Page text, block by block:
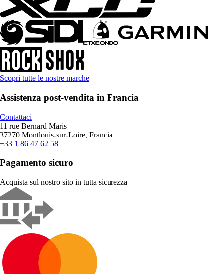
Scopri tutte le nostre marche
Assistenza post-vendita in Francia
Contattaci
11 rue Bernard Maris
37270 Montlouis-sur-Loire, Francia
+33 1 86 47 62 58
Pagamento sicuro
Acquista sul nostro sito in tutta sicurezza